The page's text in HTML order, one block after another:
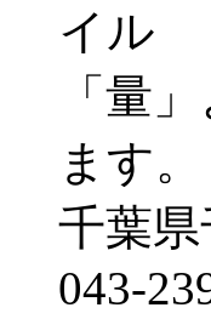
「量
ます
千葉
043-